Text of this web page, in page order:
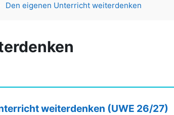
Den eigenen Unterricht weiterdenken
weiterdenken (UWE 26/27)